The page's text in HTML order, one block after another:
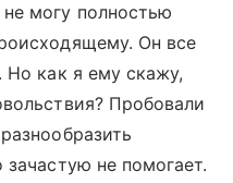
могу полностью
Он все
Но как я ему скажу,
Пробовали
не помогает.